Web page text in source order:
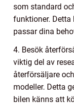
som standard
funktioner.
passar dina
4. Besök
viktig del av
återförsäljare
modeller. Detta
bilen känns att